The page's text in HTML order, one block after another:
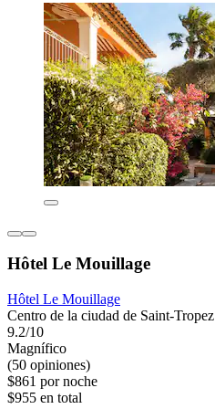
Hôtel Le Mouillage
Hôtel Le Mouillage
Centro de la ciudad de Saint-Tropez
9.2/10
Magnífico
(50 opiniones)
$861 por noche
$955 en total